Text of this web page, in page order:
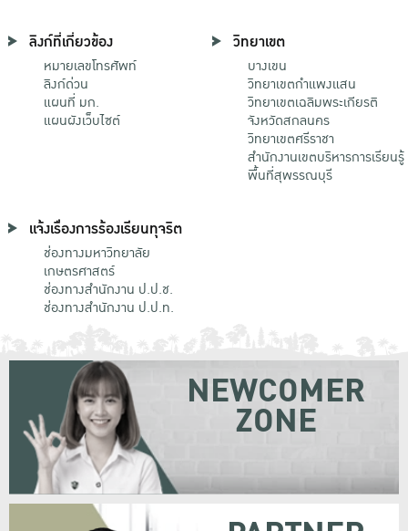
ลิงก์ที่เกี่ยวข้อง
หมายเลขโทรศัพท์
ลิงก์ด่วน
แผนที่ มก.
แผนผังเว็บไซต์
วิทยาเขต
บางเขน
วิทยาเขตกําแพงแสน
วิทยาเขตเฉลิมพระเกียรติ
จังหวัดสกลนคร
วิทยาเขตศรีราชา
สำนักงานเขตบริหารการเรียนรู้
พื้นที่สุพรรณบุรี
แจ้งเรื่องการร้องเรียนทุจริต
ช่องทางมหาวิทยาลัย
เกษตรศาสตร์
ช่องทางสำนักงาน ป.ป.ช.
ช่องทางสำนักงาน ป.ป.ท.
NEWCOMER
ZONE